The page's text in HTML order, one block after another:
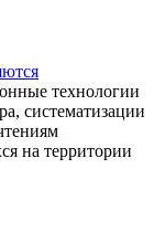
технологии
систематизации
на территории